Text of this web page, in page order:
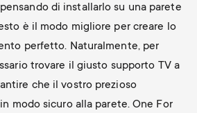
di installarlo su una parete
è il modo migliore per creare lo
perfetto. Naturalmente, per
trovare il giusto supporto TV a
che il vostro prezioso
modo sicuro alla parete. One For